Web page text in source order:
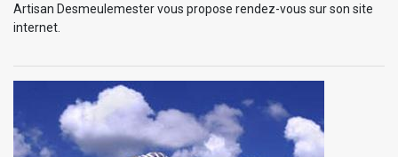
Artisan Desmeulemester vous propose rendez-vous sur son site
internet.